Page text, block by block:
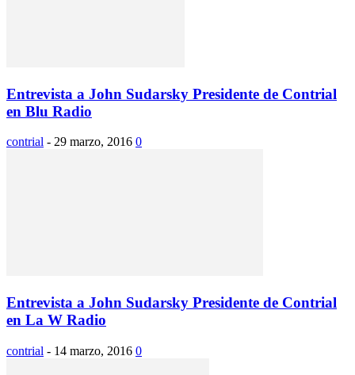
Entrevista a John Sudarsky Presidente de Contrial
en Blu Radio
contrial - 29 marzo, 2016 0
Entrevista a John Sudarsky Presidente de Contrial
en La W Radio
contrial - 14 marzo, 2016 0